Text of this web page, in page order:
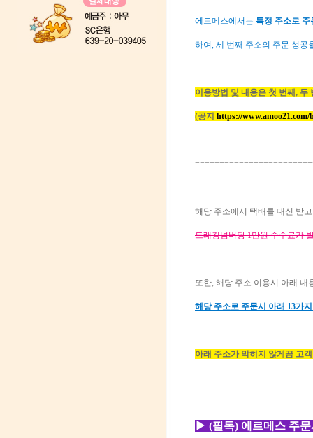
에르메스에서는 특정 주소로 주
하여, 세 번째 주소의 주문 성공
이용방법 및 내용은 첫 번째, 두
(공지 https://
해당 주소에서 택배를 대신 받
트래킹넘버당 1만원 수수료가
또한, 해당 주소 이용시 아래
해당 주소로 주문시 아래 13가
아래 주소가 막히지 않게끔 고
▶ (필독) 에르메스 주